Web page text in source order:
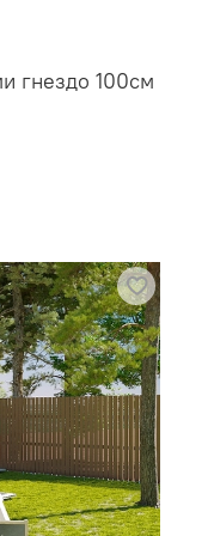
гнездо 100см